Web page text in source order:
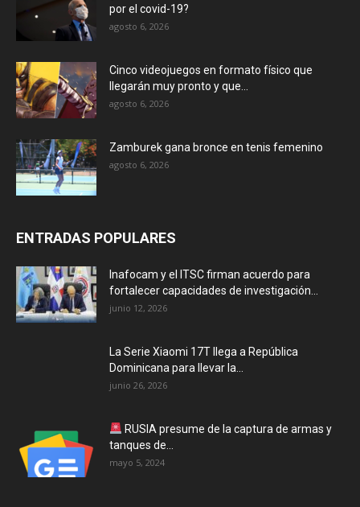
por el covid-19?
agosto 6, 2026
Cinco videojuegos en formato físico que
llegarán muy pronto y que...
agosto 6, 2026
Zamburek gana bronce en tenis femenino
agosto 6, 2026
ENTRADAS POPULARES
Inafocam y el ITSC firman acuerdo para
fortalecer capacidades de investigación...
junio 12, 2026
La Serie Xiaomi 17T llega a República
Dominicana para llevar la...
junio 26, 2026
RUSIA presume de la captura de armas y
tanques de...
mayo 5, 2024